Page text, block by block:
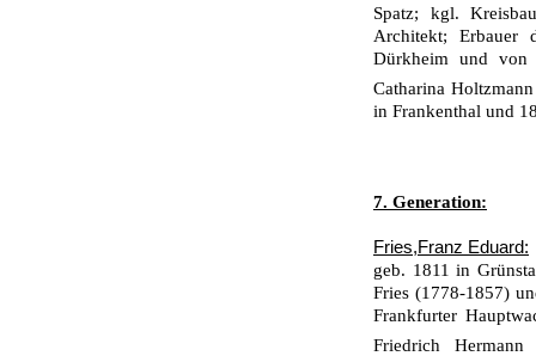
Spatz; kgl.
Architekt;
Dürkheim und
Catharina
in Frankenthal und
7. Generation:
Fries,Franz Eduard:
geb. 1811 in
Fries (1778-1857)
Frankfurter
Friedrich